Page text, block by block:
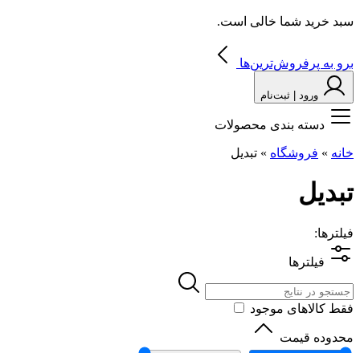
سبد خرید شما خالی است.
برو به پرفروش‌ترین‌ها
ورود | ثبت‌نام
دسته بندی محصولات
خانه » فروشگاه » تبدیل
تبدیل
فیلترها:
فیلترها
فقط کالاهای موجود
محدوده قیمت